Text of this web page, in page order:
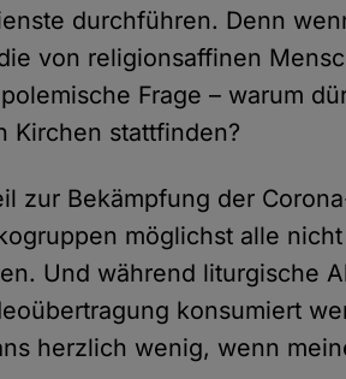
durchführen. Denn
von religionsaffinen
Frage – warum
Kirchen stattfinden?
zur Bekämpfung der
möglichst alle
Und während liturgische
konsumiert
herzlich wenig, wenn